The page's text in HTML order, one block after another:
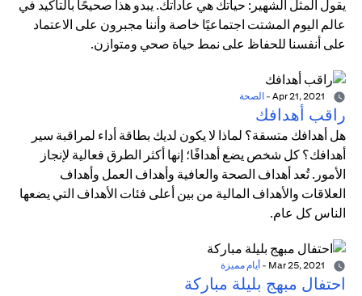
يقول المثل الشهير: حياتك هي عاداتك. يبدو هذا صحيحًا بالتأكيد في
عالم اليوم المشتت اجتماعيًا خاصة وأننا مجبرون على الاعتماد
على أنفسنا للحفاظ على نمط حياة صحي ومتوازن.
- الصحة
راقب أهدافك
هل أهدافك متسقة؟ لماذا لا يكون لديك بطاقة أداء لمراقبة سير
أهدافك؟ كل شخص يضع أهدافًا؛ إنها أكثر الطرق فعالية لإنجاز
الأمور. تُعد أهداف الصحة والعافية وأهداف العمل وأهداف
العلاقات والأهداف المالية من بين أعلى فئات الأهداف التي يضعها
الناس كل عام.
- أيام مميزة
احتفال مبهج بليلة مباركة